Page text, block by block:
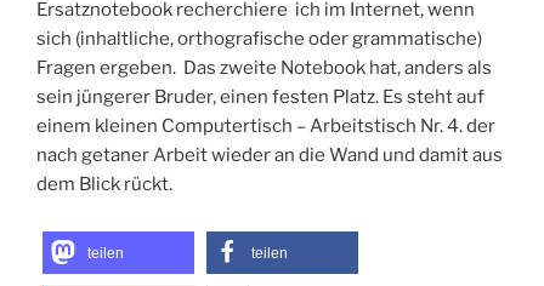
Ersatznotebook recherchiere ich im Internet, wenn
sich (inhaltliche, orthografische oder grammatische)
Fragen ergeben. Das zweite Notebook hat, anders als
sein jüngerer Bruder, einen festen Platz. Es steht auf
einem kleinen Computertisch – Arbeitstisch Nr. 4. der
nach getaner Arbeit wieder an die Wand und damit aus
dem Blick rückt.
teilen teilen